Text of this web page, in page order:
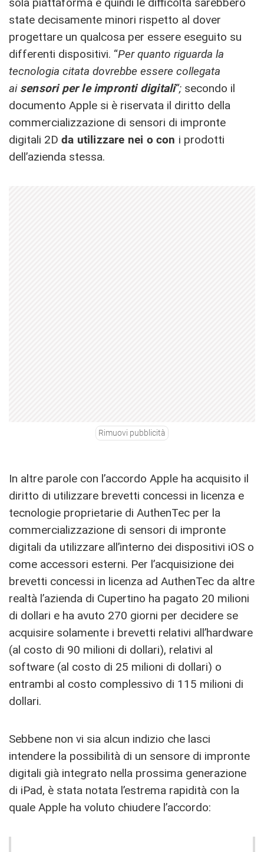
sola piattaforma e quindi le difficoltà sarebbero
state decisamente minori rispetto al dover
progettare un qualcosa per essere eseguito su
differenti dispositivi. “Per quanto riguarda la
tecnologia citata dovrebbe essere collegata
ai sensori per le impronti digitali“; secondo il
documento Apple si è riservata il diritto della
commercializzazione di sensori di impronte
digitali 2D da utilizzare nei o con i prodotti
dell’azienda stessa.
Rimuovi pubblicità
In altre parole con l’accordo Apple ha acquisito il
diritto di utilizzare brevetti concessi in licenza e
tecnologie proprietarie di AuthenTec per la
commercializzazione di sensori di impronte
digitali da utilizzare all’interno dei dispositivi iOS o
come accessori esterni. Per l’acquisizione dei
brevetti concessi in licenza ad AuthenTec da altre
realtà l’azienda di Cupertino ha pagato 20 milioni
di dollari e ha avuto 270 giorni per decidere se
acquisire solamente i brevetti relativi all’hardware
(al costo di 90 milioni di dollari), relativi al
software (al costo di 25 milioni di dollari) o
entrambi al costo complessivo di 115 milioni di
dollari.
Sebbene non vi sia alcun indizio che lasci
intendere la possibilità di un sensore di impronte
digitali già integrato nella prossima generazione
di iPad, è stata notata l’estrema rapidità con la
quale Apple ha voluto chiudere l’accordo: